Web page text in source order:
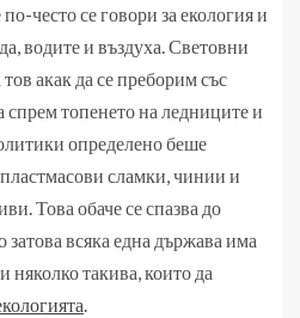
често се говори за екология и
водите и въздуха. Световни
акак да се преборим със
спрем топенето на ледниците и
определено беше
пластмасови сламки, чинии и
Това обаче се спазва до
всяка една държава има
няколко такива, които да
.